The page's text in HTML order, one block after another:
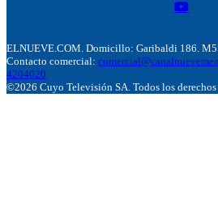
ELNUEVE.COM. Domicillo: Garibaldi 186.
Contacto comercial:
4204020
©2026 Cuyo Televisión SA. Todos los derechos